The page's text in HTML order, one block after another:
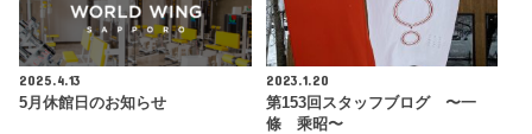
2025.4.13
5月休館日のお知らせ
2023.1.20
第153回スタッフブログ 〜一
條 乘昭〜